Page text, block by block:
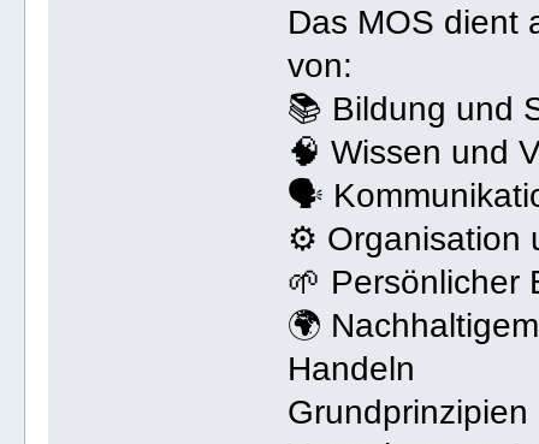
Das MOS dient
von:
📚 Bildung und
🧠 Wissen und
🗣
⚙ Organisation
🌱 Persönlicher
🌍
Handeln
Grundprinzipien